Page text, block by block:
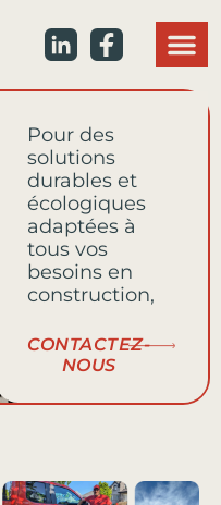
Pour des
solutions
durables et
écologiques
adaptées à
tous vos
besoins en
construction,
CONTACTEZ-
NOUS